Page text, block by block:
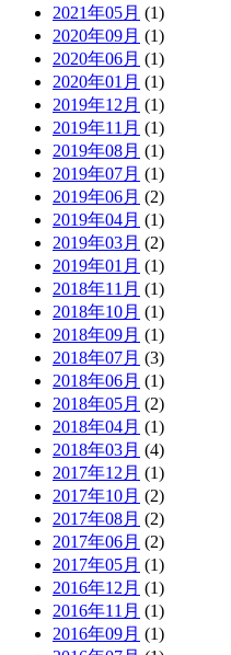
2021年05月 (1)
2020年09月 (1)
2020年06月 (1)
2020年01月 (1)
2019年12月 (1)
2019年11月 (1)
2019年08月 (1)
2019年07月 (1)
2019年06月 (2)
2019年04月 (1)
2019年03月 (2)
2019年01月 (1)
2018年11月 (1)
2018年10月 (1)
2018年09月 (1)
2018年07月 (3)
2018年06月 (1)
2018年05月 (2)
2018年04月 (1)
2018年03月 (4)
2017年12月 (1)
2017年10月 (2)
2017年08月 (2)
2017年06月 (2)
2017年05月 (1)
2016年12月 (1)
2016年11月 (1)
2016年09月 (1)